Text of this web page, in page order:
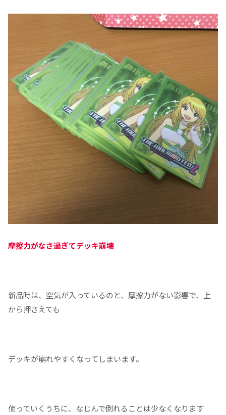
摩擦力がなさ過ぎてデッキ崩壊
新品時は、空気が入っているのと、摩擦力がない影響で、上
から押さえても
デッキが崩れやすくなってしまいます。
使っていくうちに、なじんで倒れることは少なくなります